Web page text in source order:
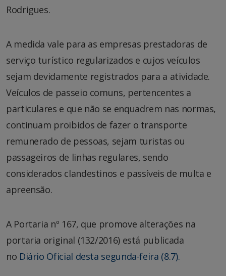
Rodrigues.
A medida vale para as empresas prestadoras de
serviço turístico regularizados e cujos veículos
sejam devidamente registrados para a atividade.
Veículos de passeio comuns, pertencentes a
particulares e que não se enquadrem nas normas,
continuam proibidos de fazer o transporte
remunerado de pessoas, sejam turistas ou
passageiros de linhas regulares, sendo
considerados clandestinos e passíveis de multa e
apreensão.
A Portaria nº 167, que promove alterações na
portaria original (132/2016) está publicada
no Diário Oficial desta segunda-feira (8.7).